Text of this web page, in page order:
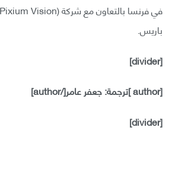
باريس.
[divider]
[author ]ترجمة: جعفر عامر[/author]
[divider]